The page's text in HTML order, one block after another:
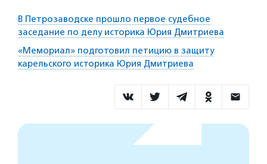
В Петрозаводске прошло первое судебное
заседание по делу историка Юрия Дмитриева
«Мемориал» подготовил петицию в защиту
карельского историка Юрия Дмитриева